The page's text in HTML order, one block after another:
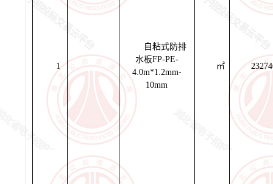
1
自粘式防排
水板FP-PE-
4.0m*1.2mm-
10mm
㎡